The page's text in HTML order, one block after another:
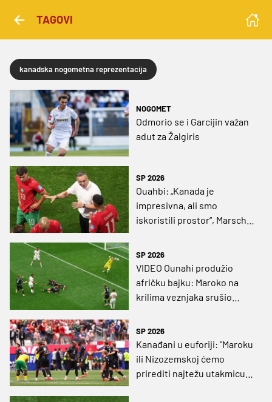
TAGOVI
kanadska nogometna reprezentacija
NOGOMET
Odmorio se i Garcijin važan
adut za Žalgiris
SP 2026
Ouahbi: „Kanada je
impresivna, ali smo
iskoristili prostor“, Marsch:
SP 2026
VIDEO Ounahi produžio
afričku bajku: Maroko na
krilima veznjaka srušio
SP 2026
Kanađani u euforiji: "Maroku
ili Nizozemskoj ćemo
prirediti najtežu utakmicu